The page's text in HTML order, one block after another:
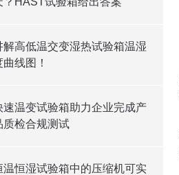
解高低温交变湿热试验箱温湿
曲线图！
速温变试验箱助力企业完成产
质检合规测试
温恒湿试验箱中的压缩机可实